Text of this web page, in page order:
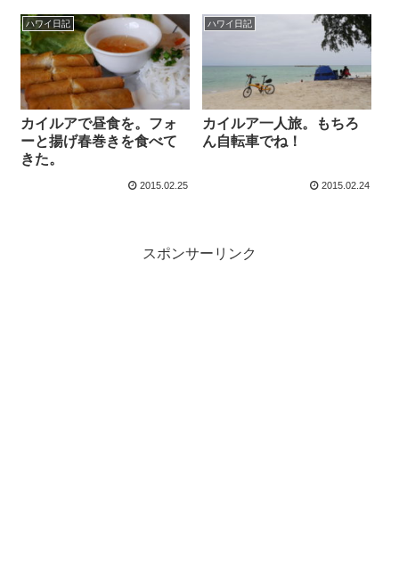
ハワイ日記
カイルアで昼食を。フォ
ーと揚げ春巻きを食べて
きた。
2015.02.25
ハワイ日記
カイルア一人旅。もちろ
ん自転車でね！
2015.02.24
スポンサーリンク